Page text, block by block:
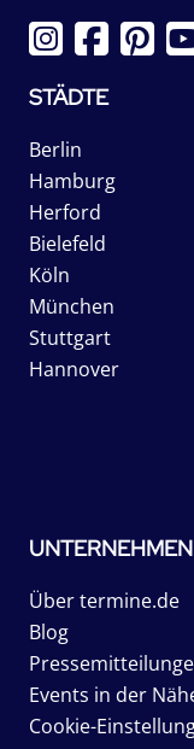
STÄDTE
Berlin
Hamburg
Herford
Bielefeld
Köln
München
Stuttgart
Hannover
UNTERNEHMEN
Über termine.de
Blog
Events in der
Cookie-